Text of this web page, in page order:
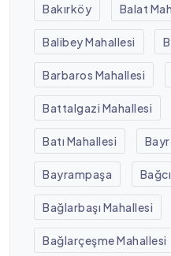
Bakırköy Balat
Balibey Mahallesi
Barbaros Mahallesi
Battalgazi Mahallesi
Batı Mahallesi
Bayrampaşa
Bağlarbaşı Mahallesi
Bağlarçeşme Mahallesi